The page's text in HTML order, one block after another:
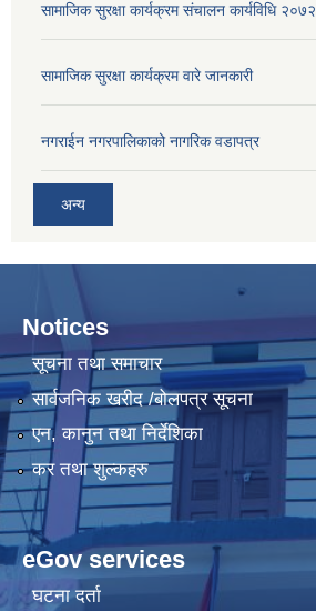
सामाजिक सुरक्षा कार्यक्रम संचालन कार्यविधि २०७२
सामाजिक सुरक्षा कार्यक्रम वारे जानकारी
नगराईन नगरपालिकाको नागरिक वडापत्र
अन्य
Notices
सूचना तथा समाचार
सार्वजनिक खरीद /बोलपत्र सूचना
एन, कानुन तथा निर्देशिका
कर तथा शुल्कहरु
eGov services
घटना दर्ता